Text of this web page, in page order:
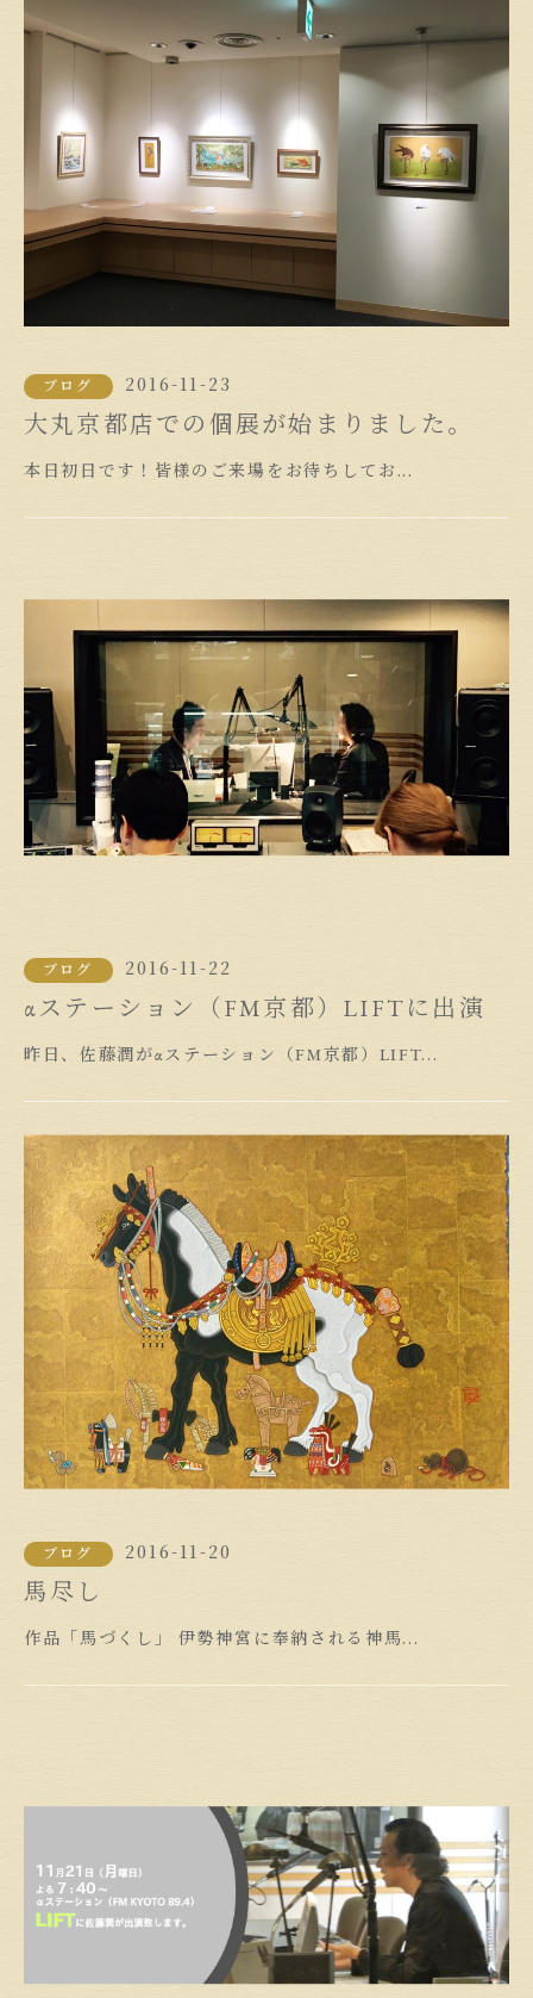
ブログ 2016-11-23
大丸京都店での個展が始まりました。
本日初日です！皆様のご来場をお待ちしてお...
ブログ 2016-11-22
αステーション（FM京都）LIFTに出演
昨日、佐藤潤がαステーション（FM京都）LIFT...
ブログ 2016-11-20
馬尽し
作品「馬づくし」 伊勢神宮に奉納される神馬...